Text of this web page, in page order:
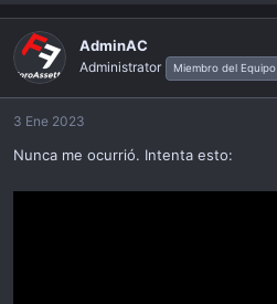
AdminAC
Administrator Miembro del Equipo
3 Ene 2023
Nunca me ocurrió. Intenta esto: